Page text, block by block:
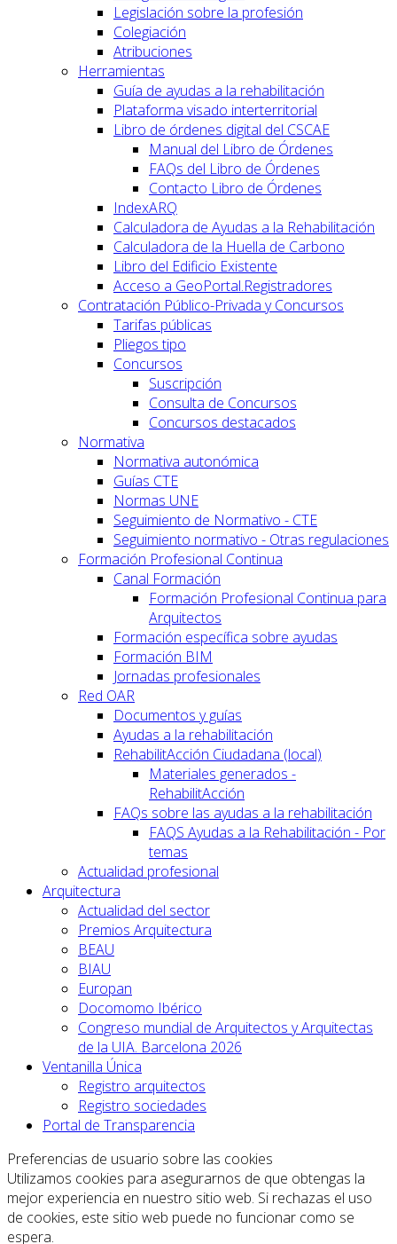
Legislación sobre la profesión
Colegiación
Atribuciones
Herramientas
Guía de ayudas a la rehabilitación
Plataforma visado interterritorial
Libro de órdenes digital del CSCAE
Manual del Libro de Órdenes
FAQs del Libro de Órdenes
Contacto Libro de Órdenes
IndexARQ
Calculadora de Ayudas a la Rehabilitación
Calculadora de la Huella de Carbono
Libro del Edificio Existente
Acceso a GeoPortal.Registradores
Contratación Público-Privada y Concursos
Tarifas públicas
Pliegos tipo
Concursos
Suscripción
Consulta de Concursos
Concursos destacados
Normativa
Normativa autonómica
Guías CTE
Normas UNE
Seguimiento de Normativo - CTE
Seguimiento normativo - Otras regulaciones
Formación Profesional Continua
Canal Formación
Formación Profesional Continua para
Arquitectos
Formación específica sobre ayudas
Formación BIM
Jornadas profesionales
Red OAR
Documentos y guías
Ayudas a la rehabilitación
RehabilitAcción Ciudadana (local)
Materiales generados -
RehabilitAcción
FAQs sobre las ayudas a la rehabilitación
FAQS Ayudas a la Rehabilitación - Por
temas
Actualidad profesional
Arquitectura
Actualidad del sector
Premios Arquitectura
BEAU
BIAU
Europan
Docomomo Ibérico
Congreso mundial de Arquitectos y Arquitectas
de la UIA. Barcelona 2026
Ventanilla Única
Registro arquitectos
Registro sociedades
Portal de Transparencia
Preferencias de usuario sobre las cookies
Utilizamos cookies para asegurarnos de que obtengas la
mejor experiencia en nuestro sitio web. Si rechazas el uso
de cookies, este sitio web puede no funcionar como se
espera.